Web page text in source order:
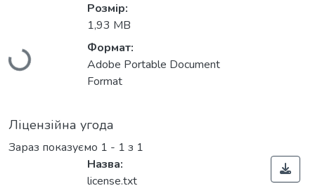
Вантажиться...
Розмір:
1,93 MB
Формат:
Adobe Portable Document
Format
Ліцензійна угода
Зараз показуємо 1 - 1 з 1
Назва:
license.txt